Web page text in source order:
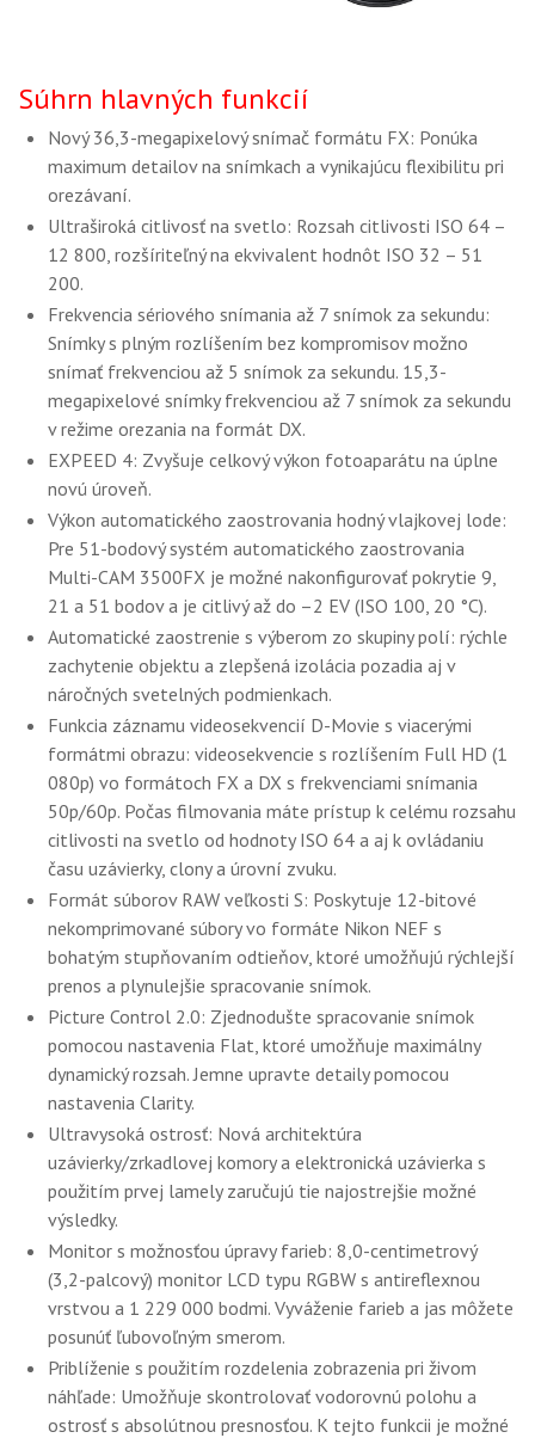
Súhrn hlavných funkcií
Nový 36,3-megapixelový snímač formátu FX: Ponúka
maximum detailov na snímkach a vynikajúcu flexibilitu pri
orezávaní.
Ultraširoká citlivosť na svetlo: Rozsah citlivosti ISO 64 –
12 800, rozšíriteľný na ekvivalent hodnôt ISO 32 – 51
200.
Frekvencia sériového snímania až 7 snímok za sekundu:
Snímky s plným rozlíšením bez kompromisov možno
snímať frekvenciou až 5 snímok za sekundu. 15,3-
megapixelové snímky frekvenciou až 7 snímok za sekundu
v režime orezania na formát DX.
EXPEED 4: Zvyšuje celkový výkon fotoaparátu na úplne
novú úroveň.
Výkon automatického zaostrovania hodný vlajkovej lode:
Pre 51-bodový systém automatického zaostrovania
Multi-CAM 3500FX je možné nakonfigurovať pokrytie 9,
21 a 51 bodov a je citlivý až do –2 EV (ISO 100, 20 °C).
Automatické zaostrenie s výberom zo skupiny polí: rýchle
zachytenie objektu a zlepšená izolácia pozadia aj v
náročných svetelných podmienkach.
Funkcia záznamu videosekvencií D-Movie s viacerými
formátmi obrazu: videosekvencie s rozlíšením Full HD (1
080p) vo formátoch FX a DX s frekvenciami snímania
50p/60p. Počas filmovania máte prístup k celému rozsahu
citlivosti na svetlo od hodnoty ISO 64 a aj k ovládaniu
času uzávierky, clony a úrovní zvuku.
Formát súborov RAW veľkosti S: Poskytuje 12-bitové
nekomprimované súbory vo formáte Nikon NEF s
bohatým stupňovaním odtieňov, ktoré umožňujú rýchlejší
prenos a plynulejšie spracovanie snímok.
Picture Control 2.0: Zjednodušte spracovanie snímok
pomocou nastavenia Flat, ktoré umožňuje maximálny
dynamický rozsah. Jemne upravte detaily pomocou
nastavenia Clarity.
Ultravysoká ostrosť: Nová architektúra
uzávierky/zrkadlovej komory a elektronická uzávierka s
použitím prvej lamely zaručujú tie najostrejšie možné
výsledky.
Monitor s možnosťou úpravy farieb: 8,0-centimetrový
(3,2-palcový) monitor LCD typu RGBW s antireflexnou
vrstvou a 1 229 000 bodmi. Vyváženie farieb a jas môžete
posunúť ľubovoľným smerom.
Priblíženie s použitím rozdelenia zobrazenia pri živom
náhľade: Umožňuje skontrolovať vodorovnú polohu a
ostrosť s absolútnou presnosťou. K tejto funkcii je možné